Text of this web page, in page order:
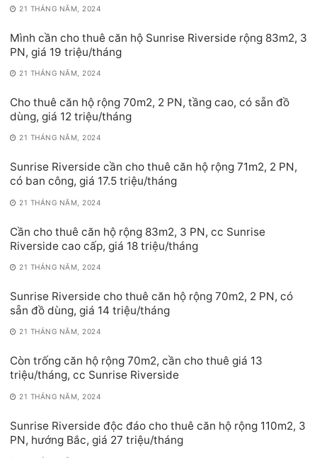
21 THÁNG NĂM, 2024
Mình cần cho thuê căn hộ Sunrise Riverside rộng 83m2, 3
PN, giá 19 triệu/tháng
21 THÁNG NĂM, 2024
Cho thuê căn hộ rộng 70m2, 2 PN, tầng cao, có sẵn đồ
dùng, giá 12 triệu/tháng
21 THÁNG NĂM, 2024
Sunrise Riverside cần cho thuê căn hộ rộng 71m2, 2 PN,
có ban công, giá 17.5 triệu/tháng
21 THÁNG NĂM, 2024
Cần cho thuê căn hộ rộng 83m2, 3 PN, cc Sunrise
Riverside cao cấp, giá 18 triệu/tháng
21 THÁNG NĂM, 2024
Sunrise Riverside cho thuê căn hộ rộng 70m2, 2 PN, có
sẵn đồ dùng, giá 14 triệu/tháng
21 THÁNG NĂM, 2024
Còn trống căn hộ rộng 70m2, cần cho thuê giá 13
triệu/tháng, cc Sunrise Riverside
21 THÁNG NĂM, 2024
Sunrise Riverside độc đáo cho thuê căn hộ rộng 110m2, 3
PN, hướng Bắc, giá 27 triệu/tháng